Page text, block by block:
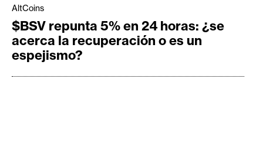
AltCoins
$BSV repunta 5% en 24 horas: ¿se
acerca la recuperación o es un
espejismo?